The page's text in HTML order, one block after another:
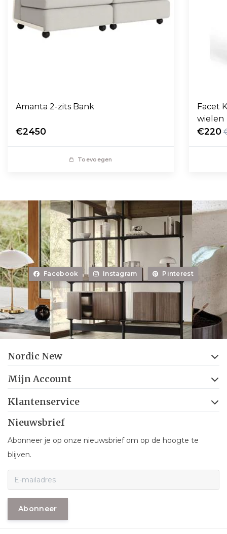
Amanta 2-zits Bank
€2450
Toevoegen
Facet
wielen
€220
Facebook Instagram Pinterest
Nordic New
Mijn Account
Klantenservice
Nieuwsbrief
Abonneer je op onze nieuwsbrief om op de hoogte te
blijven.
Abonneer